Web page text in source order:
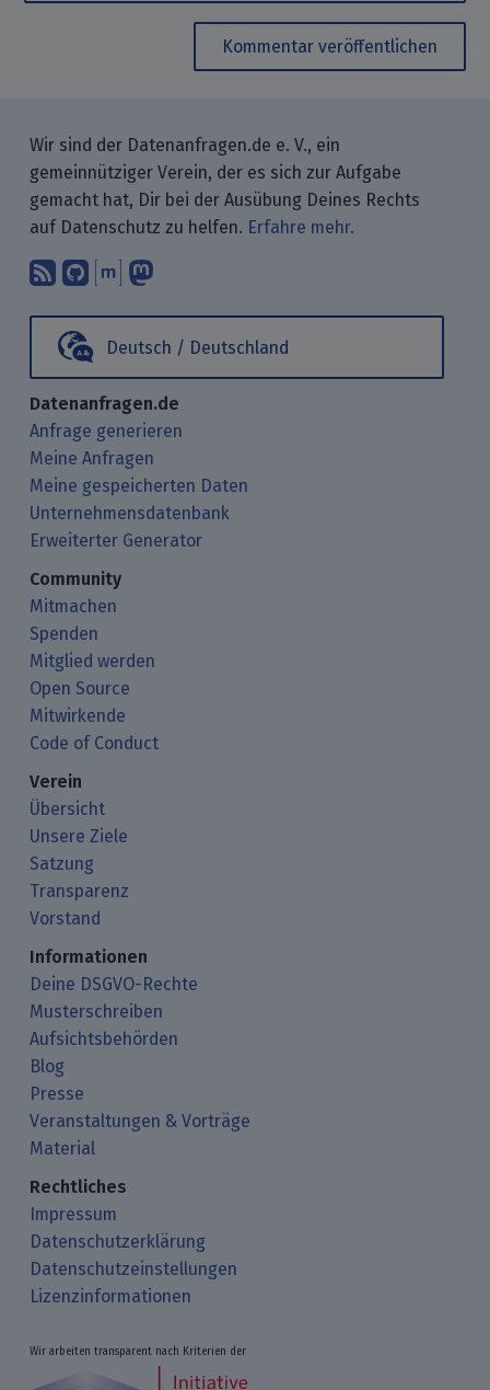
Kommentar veröffentlichen
Wir sind der Datenanfragen.de e. V., ein
gemeinnütziger Verein, der es sich zur Aufgabe
gemacht hat, Dir bei der Ausübung Deines Rechts
auf Datenschutz zu helfen. Erfahre mehr.
Abonniere unsere Blogbeiträge mit
Finde uns bei GitHub.
Unterhalte Dich mit uns über
Deutsch / Deutschland
Datenanfragen.de
Anfrage generieren
Meine Anfragen
Meine gespeicherten Daten
Unternehmensdatenbank
Erweiterter Generator
Community
Mitmachen
Spenden
Mitglied werden
Open Source
Mitwirkende
Code of Conduct
Verein
Übersicht
Unsere Ziele
Satzung
Transparenz
Vorstand
Informationen
Deine DSGVO-Rechte
Musterschreiben
Aufsichtsbehörden
Blog
Presse
Veranstaltungen & Vorträge
Material
Rechtliches
Impressum
Datenschutzerklärung
Datenschutzeinstellungen
Lizenzinformationen
Wir arbeiten transparent nach Kriterien der